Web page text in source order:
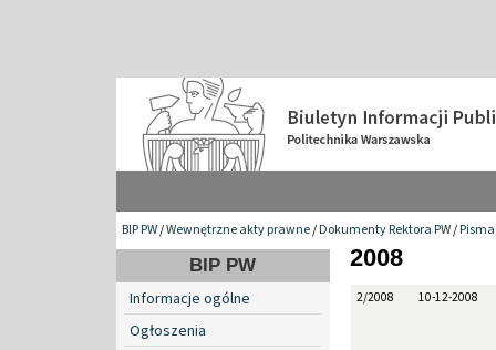
BIP PW/Wewnętrzne akty prawne/Dokumenty Rektora PW/
BIP PW
Informacje ogólne
Ogłoszenia
2008
2/2008 10-12-2008